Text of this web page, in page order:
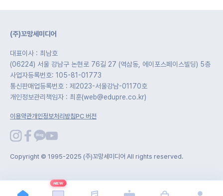
(주)꼬망세미디어
대표이사 : 최남호
(06224) 서울 강남구 논현로 76길 27 (역삼동, 에이포스페이스빌딩) 5층
사업자등록번호: 105-81-01773
통신판매업등록번호 : 제2023-서울강남-01170호
개인정보관리책임자 : 최훈(web@edupre.co.kr)
이용약관개인정보처리방침PC 버전
Copyright © 1995-2025 (주)꼬망세미디어 All rights reserved.
NEW